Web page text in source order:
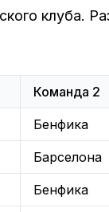
клуба.
Команда 2
Бенфика
Барселона
Бенфика